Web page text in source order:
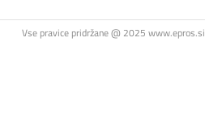
Vse pravice pridržane @ 2025 www.epros.si